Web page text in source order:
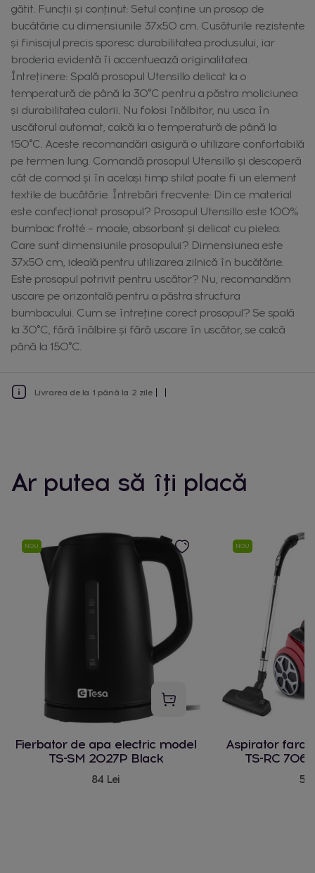
gătit. Funcții și conținut: Setul conține un prosop de
bucătărie cu dimensiunile 37x50 cm. Cusăturile rezistente
și finisajul precis sporesc durabilitatea produsului, iar
broderia evidentă îi accentuează originalitatea.
Întreținere: Spală prosopul Utensillo delicat la o
temperatură de până la 30°C pentru a păstra moliciunea
și durabilitatea culorii. Nu folosi înălbitor, nu usca în
uscătorul automat, calcă la o temperatură de până la
150°C. Aceste recomandări asigură o utilizare confortabilă
pe termen lung. Comandă prosopul Utensillo și descoperă
cât de comod și în același timp stilat poate fi un element
textile de bucătărie. Întrebări frecvente: Din ce material
este confecționat prosopul? Prosopul Utensillo este 100%
bumbac frotté – moale, absorbant și delicat cu pielea.
Care sunt dimensiunile prosopului? Dimensiunea este
37x50 cm, ideală pentru utilizarea zilnică în bucătărie.
Este prosopul potrivit pentru uscător? Nu, recomandăm
uscare pe orizontală pentru a păstra structura
bumbacului. Cum se întreține corect prosopul? Se spală
la 30°C, fără înălbire și fără uscare în uscător, se calcă
până la 150°C.
Livrarea de la 1 până la 2 zile
Ar putea să îți placă
NOU
Fierbator de apa electric model
TS-SM 2027P Black
84 Lei
NOU
Aspirator fara
TS-RC 706